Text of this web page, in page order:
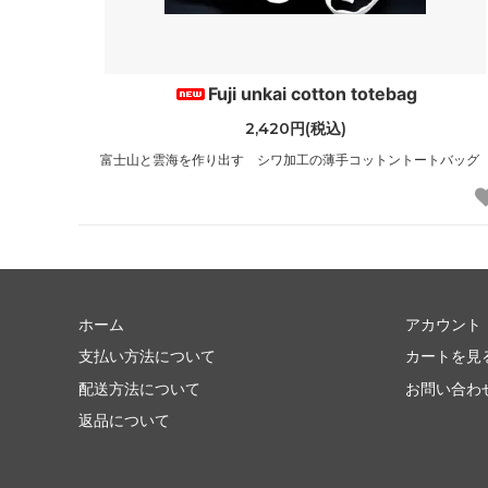
Fuji unkai cotton totebag
2,420円(税込)
富士山と雲海を作り出す シワ加工の薄手コットントートバッグ
ホーム
支払い方法について
配送方法について
返品について
アカウント
カートを見
お問い合わ